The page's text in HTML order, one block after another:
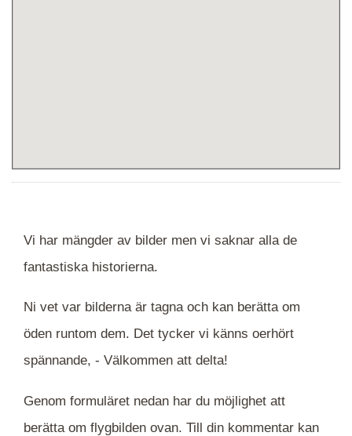
Vi har mängder av bilder men vi saknar alla de
fantastiska historierna.
Ni vet var bilderna är tagna och kan berätta om
öden runtom dem. Det tycker vi känns oerhört
spännande, - Välkommen att delta!
Genom formuläret nedan har du möjlighet att
berätta om flygbilden ovan. Till din kommentar kan